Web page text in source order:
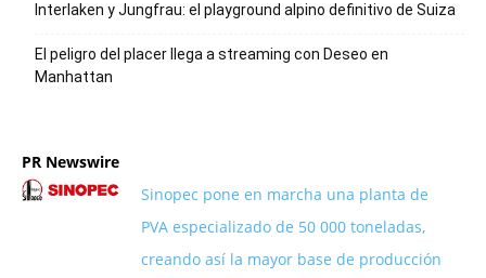
Interlaken y Jungfrau: el playground alpino definitivo de Suiza
El peligro del placer llega a streaming con Deseo en
Manhattan
PR Newswire
Sinopec pone en marcha una planta de
PVA especializado de 50 000 toneladas,
creando así la mayor base de producción